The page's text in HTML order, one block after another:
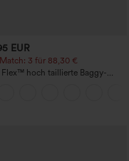
EUR
3 für 88,30 €
Flex™ hoch taillierte Baggy-
mit Taschen, weitem Bein,
lässig